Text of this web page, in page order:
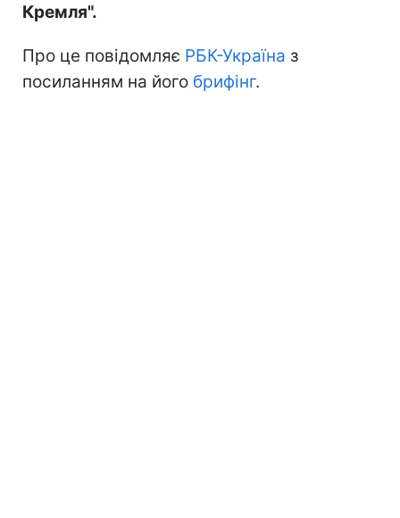
Кремля".
Про це повідомляє РБК-Україна з
посиланням на його брифінг.